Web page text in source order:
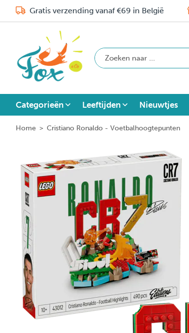
Gratis verzending vanaf €69 in België
Categorieën Leeftijden Nieuwtjes
Home > Cristiano Ronaldo - Voetbalhoogtepunten